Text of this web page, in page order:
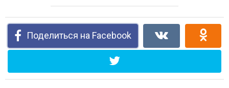
Поделиться на Facebook